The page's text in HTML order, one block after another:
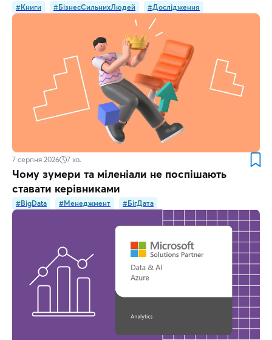
#Книги #БізнесСильнихЛюдей #Дослідження
7 серпня 2026 7 хв.
Чому зумери та міленіали не поспішають
ставати керівниками
#BigData #Менеджмент #БігДата